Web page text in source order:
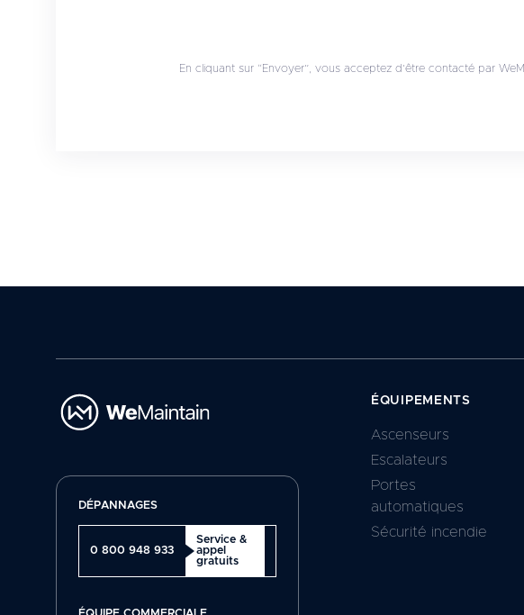
En cliquant sur “Envoyer”, vous acceptez d’être contacté par
DÉPANNAGES
0 800 948 933
Service &
appel
gratuits
ÉQUIPEMENTS
Ascenseurs
Escalateurs
Portes
automatiques
Sécurité incendie